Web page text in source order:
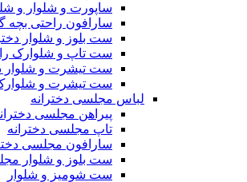
ساپورت و شلوار و
سارافون راحتی بچه
ست بلوز و شلوار
ست تاپ و شلوارک
ست تیشرت و شلوار
ست تیشرت و شلوارک
لباس مجلسی دخترانه
پیراهن مجلسی
تاپ مجلسی دخترانه
سارافون مجلسی
ست بلوز و شلوار
ست شومیز و شلوار